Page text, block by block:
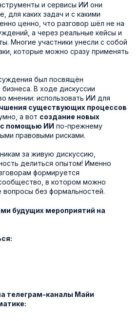
и сервисы ИИ они
для каких задач и с какими
ценно, что разговор шёл не на
а через реальные кейсы и
Многие участники унесли с собой
которые можно сразу применять
был посвящён
В ходе дискуссии
мнении: использовать ИИ для
существующих процессов
а вот создание новых
с помощью ИИ по-прежнему
правовыми рисками.
за живую дискуссию,
делиться опытом! Именно
формируется
в котором можно
без формальностей.
будущих мероприятий на
телеграм-каналы Майи